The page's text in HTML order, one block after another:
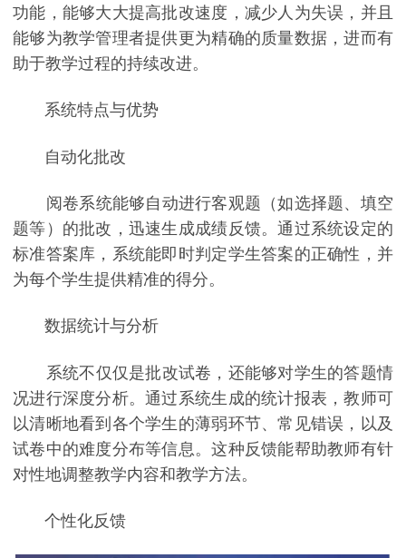
功能，能够大大提高批改速度，减少人为失误，并且
能够为教学管理者提供更为精确的质量数据，进而有
助于教学过程的持续改进。
系统特点与优势
自动化批改
阅卷系统能够自动进行客观题（如选择题、填空
题等）的批改，迅速生成成绩反馈。通过系统设定的
标准答案库，系统能即时判定学生答案的正确性，并
为每个学生提供精准的得分。
数据统计与分析
系统不仅仅是批改试卷，还能够对学生的答题情
况进行深度分析。通过系统生成的统计报表，教师可
以清晰地看到各个学生的薄弱环节、常见错误，以及
试卷中的难度分布等信息。这种反馈能帮助教师有针
对性地调整教学内容和教学方法。
个性化反馈